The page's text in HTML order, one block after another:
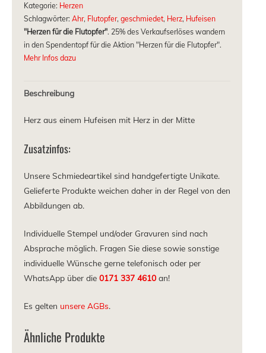
Kategorie: Herzen
Schlagwörter: Ahr, Flutopfer, geschmiedet, Herz, Hufeisen
"Herzen für die Flutopfer". 25% des Verkaufserlöses wandern
in den Spendentopf für die Aktion "Herzen für die Flutopfer".
Mehr Infos dazu
Beschreibung
Herz aus einem Hufeisen mit Herz in der Mitte
Zusatzinfos:
Unsere Schmiedeartikel sind handgefertigte Unikate.
Gelieferte Produkte weichen daher in der Regel von den
Abbildungen ab.
Individuelle Stempel und/oder Gravuren sind nach
Absprache möglich. Fragen Sie diese sowie sonstige
individuelle Wünsche gerne telefonisch oder per
WhatsApp über die 0171 337 4610 an!
Es gelten unsere AGBs.
Ähnliche Produkte